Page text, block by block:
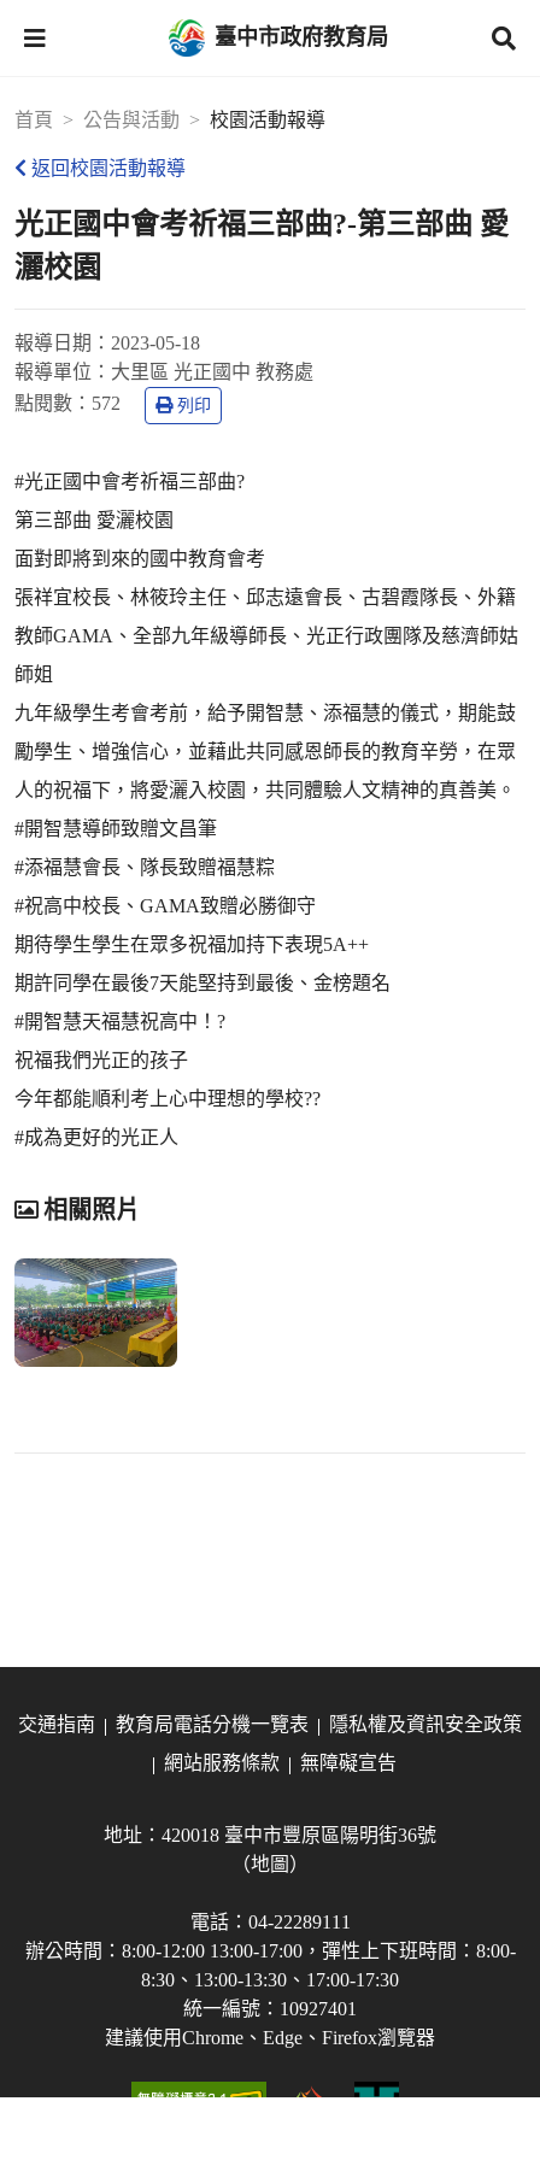
臺中市政府教育局
首頁 公告與活動 校園活動報導
返回校園活動報導
光正國中會考祈福三部曲?-第三部曲 愛
灑校園
報導日期： 2023-05-18
報導單位： 大里區 光正國中 教務處
點閱數： 572 列印
#光正國中會考祈福三部曲?
第三部曲 愛灑校園
面對即將到來的國中教育會考
張祥宜校長、林筱玲主任、邱志遠會長、古碧霞隊長、外籍
教師GAMA、全部九年級導師長、光正行政團隊及慈濟師姑
師姐
九年級學生考會考前，給予開智慧、添福慧的儀式，期能鼓
勵學生、增強信心，並藉此共同感恩師長的教育辛勞，在眾
人的祝福下，將愛灑入校園，共同體驗人文精神的真善美。
#開智慧導師致贈文昌筆
#添福慧會長、隊長致贈福慧粽
#祝高中校長、GAMA致贈必勝御守
期待學生學生在眾多祝福加持下表現5A++
期許同學在最後7天能堅持到最後、金榜題名
#開智慧天福慧祝高中！?
祝福我們光正的孩子
今年都能順利考上心中理想的學校??
#成為更好的光正人
相關照片
交通指南 教育局電話分機一覽表
隱私權及資訊安全政策
網站服務條款
無障礙宣告
地址：420018 臺中市豐原區陽明街36號
（地圖）
電話：04-22289111
辦公時間：8:00-12:00 13:00-17:00，彈性上下班時間：8:00-
8:30、13:00-13:30、17:00-17:30
統一編號：10927401
建議使用Chrome、Edge、Firefox瀏覽器